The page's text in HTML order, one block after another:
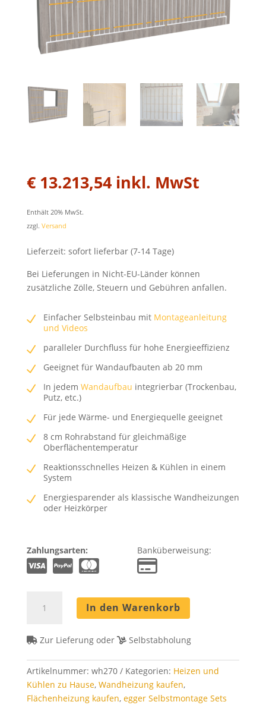
€13.213,54 inkl. MwSt
Enthält 20% MwSt.
zzgl. Versand
Lieferzeit: sofort lieferbar (7-14 Tage)
Bei Lieferungen in Nicht-EU-Länder können
zusätzliche Zölle, Steuern und Gebühren anfallen.
Einfacher Selbsteinbau mit Montageanleitung
und Videos
paralleler Durchfluss für hohe Energieeffizienz
Geeignet für Wandaufbauten ab 20 mm
In jedem Wandaufbau integrierbar (Trockenbau,
Putz, etc.)
Für jede Wärme- und Energiequelle geeignet
8 cm Rohrabstand für gleichmäßige
Oberflächentemperatur
Reaktionsschnelles Heizen & Kühlen in einem
System
Energiesparender als klassische Wandheizungen
oder Heizkörper
Zahlungsarten: Banküberweisung:
Wandheizung
m²
Rohrabstand
8
cm
In den Warenkorb
Zur Lieferung oder Selbstabholung
Artikelnummer: wh270 Kategorien: Heizen und
Kühlen zu Hause, Wandheizung kaufen,
Flächenheizung kaufen, egger Selbstmontage Sets